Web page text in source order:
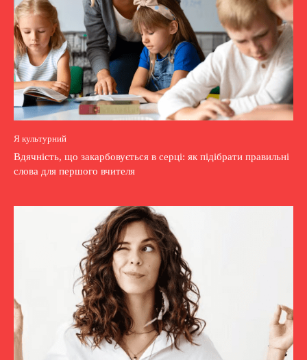
Я культурний
Вдячність, що закарбовується в серці: як підібрати правильні
слова для першого вчителя